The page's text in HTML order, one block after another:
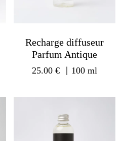
Recharge diffuseur
Parfum Antique
25.00 € ｜100 ml